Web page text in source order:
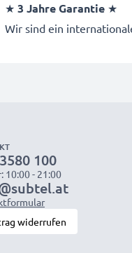
★ 3 Jahre Garantie ★
Wir sind ein
100
10:00 - 21:00
widerrufen